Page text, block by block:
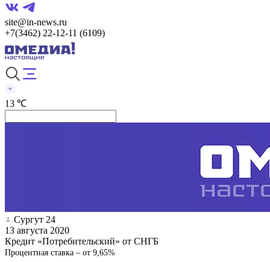
site@in-news.ru
+7(3462) 22-12-11 (6109)
13 ℃
Сургут 24
13 августа 2020
Кредит «Потребительский» от СНГБ
Процентная ставка – от 9,65%